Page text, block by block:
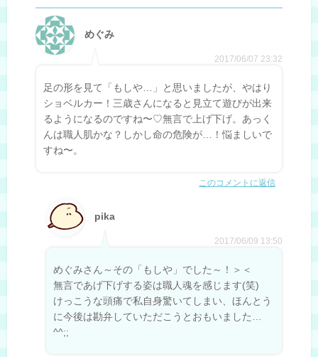
めぐみ
2017/06/07 23:32
足の形を見て「もしや…」と思いましたが、やはり
ショベルカー！三歳さんになると見立て遊びが出来
るようになるのですね〜♡無言で上げ下げ。あっく
んは職人肌かな？しかし命の危険が…！悩ましいで
すね〜。
このコメントに返信
pika
2017/06/09 13:50
めぐみさん～その「もしや」でした～！＞＜
無言であげ下げする姿は職人魂を感じます(笑)
けっこうな頭痛で私自身驚いてしまい、ほんとう
に今後は勘弁していただこうとおもいました…
^^;;